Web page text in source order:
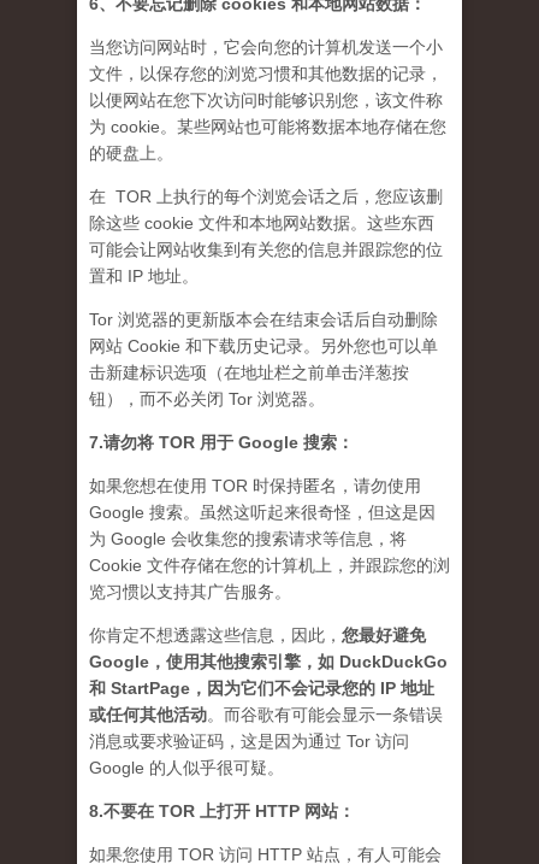
当您访问网站时，它会向您的计算机发送一个小
文件，以保存您的浏览习惯和其他数据的记录，
以便网站在您下次访问时能够识别您，该文件称
为 cookie。某些网站也可能将数据本地存储在您
的硬盘上。
在 TOR 上执行的每个浏览会话之后，您应该删
除这些 cookie 文件和本地网站数据。这些东西
可能会让网站收集到有关您的信息并跟踪您的位
置和 IP 地址。
Tor 浏览器的更新版本会在结束会话后自动删除
网站 Cookie 和下载历史记录。另外您也可以单
击新建标识选项（在地址栏之前单击洋葱按
钮），而不必关闭 Tor 浏览器。
7.请勿将 TOR 用于 Google 搜索：
如果您想在使用 TOR 时保持匿名，请勿使用
Google 搜索。虽然这听起来很奇怪，但这是因
为 Google 会收集您的搜索请求等信息，将
Cookie 文件存储在您的计算机上，并跟踪您的浏
览习惯以支持其广告服务。
你肯定不想透露这些信息，因此， 您最好避免
Google，使用其他搜索引擎，如 DuckDuckGo
和 StartPage，因为它们不会记录您的 IP 地址
或任何其他活动。而谷歌有可能会显示一条错误
消息或要求验证码，这是因为通过 Tor 访问
Google 的人似乎很可疑。
8.不要在 TOR 上打开 HTTP 网站：
如果您使用 TOR 访问 HTTP 站点，有人可能会